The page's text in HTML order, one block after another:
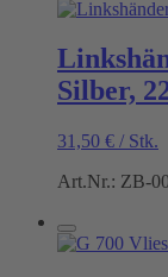
Silber,
31,50 € / Stk.
Art.Nr.: ZB-